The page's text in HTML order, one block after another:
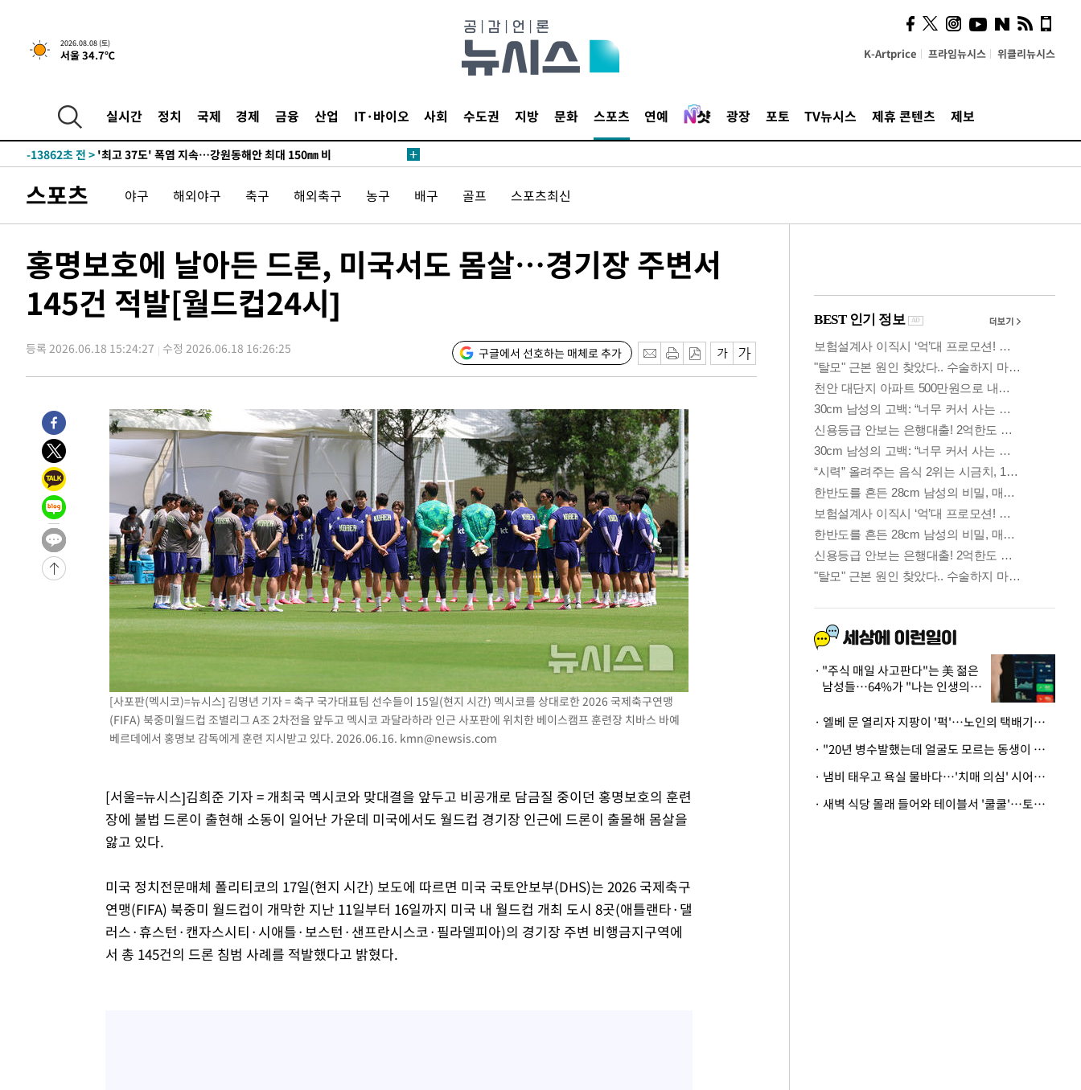
2026.08.08 (토)
서울 34.7℃ K-Artprice 프라임뉴시스 위클리뉴시스
실시간 정치 국제 경제 금융 산업 IT·바이오 사회 수도권 지방 문화 스포츠 연예 광장 포토 TV뉴시스 제휴 콘텐츠 제보
-7008초 전 > [속보]뉴욕증시 상승 마감…S&P 0.6% 나스닥 1.3%↑
주 날씨]
-26724초 전 >
축구협회 "압수수색·성접대 논란 사과…쇄신의 기회로 삼겠다"
-25241초 전 >
송"
-13862초 전 > '최고 37도' 폭염 지속…강원동해안 최대 150㎜ 비
-29726초 전 >
극한폭염 한풀 꺾이지만…'낮 최고 35도' 무더위, 열대야 계속[다음
-26744초 전 >축구협회 "압수수색·성접대 논란 사과…쇄신의 기회로 삼겠다"
송"
-13882초 전 >'최고 37도' 폭염 지속…강원동해안 최대 150㎜ 비
-7008초 전 >[속보]뉴욕증시 상승 마감…S&P 0.6% 나스닥 1.3%↑
스포츠 야구 해외야구 축구 해외축구 농구 배구 골프 스포츠최신
홍명보호에 날아든 드론, 미국서도 몸살…경기장 주변서
145건 적발[월드컵24시]
등록 2026.06.18 15:24:27 수정 2026.06.18 16:26:25 구글에서 선호하는 매체로 추가
[사포판(멕시코)=뉴시스] 김명년 기자 = 축구 국가대표팀 선수들이 15일(현지 시간) 멕시코를 상대로한 2026 국제축구연맹
(FIFA) 북중미월드컵 조별리그 A조 2차전을 앞두고 멕시코 과달라하라 인근 사포판에 위치한 베이스캠프 훈련장 치바스 바예
베르데에서 홍명보 감독에게 훈련 지시받고 있다. 2026.06.16. kmn@newsis.com
[서울=뉴시스]김희준 기자 = 개최국 멕시코와 맞대결을 앞두고 비공개로 담금질 중이던 홍명보호의 훈련
장에 불법 드론이 출현해 소동이 일어난 가운데 미국에서도 월드컵 경기장 인근에 드론이 출몰해 몸살을
앓고 있다.
미국 정치전문매체 폴리티코의 17일(현지 시간) 보도에 따르면 미국 국토안보부(DHS)는 2026 국제축구
연맹(FIFA) 북중미 월드컵이 개막한 지난 11일부터 16일까지 미국 내 월드컵 개최 도시 8곳(애틀랜타·댈
러스·휴스턴·캔자스시티·시애틀·보스턴·샌프란시스코·필라델피아)의 경기장 주변 비행금지구역에
서 총 145건의 드론 침범 사례를 적발했다고 밝혔다.
시, 스마트폰 액세서리에
NFC 더했다
"주식 매일 사고판다"는 美 젊은
남성들…64%가 "나는 인생의
· 엘베 문 열리자 지팡이 '퍽'…노인의 택배기사 폭행 이유
· "20년 병수발했는데 얼굴도 모르는 동생이 유산 절반을"…배다른 형제 상속권 있을까
· 냄비 태우고 욕실 물바다…'치매 의심' 시어머니 검사 권유했다가 '날벼락'
· 새벽 식당 몰래 들어와 테이블서 '쿨쿨'…토사물 남기고 사라진 남성